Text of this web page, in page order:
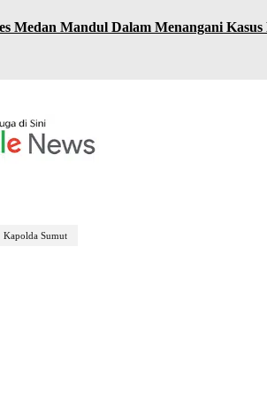
Medan Mandul Dalam Menangani
Kapolda Sumut